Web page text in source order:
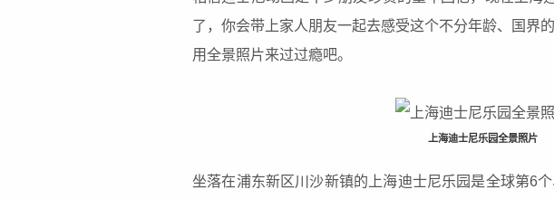
了，你会带上家人朋友一起去感受这个不分年龄、国界
用全景照片来过过瘾吧。
上海迪士尼乐园全景照片
坐落在浦东新区川沙新镇的上海迪士尼乐园是全球第6